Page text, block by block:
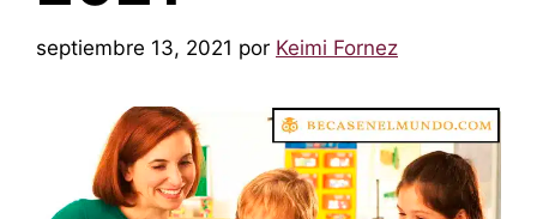
septiembre 13, 2021 por Keimi Fornez